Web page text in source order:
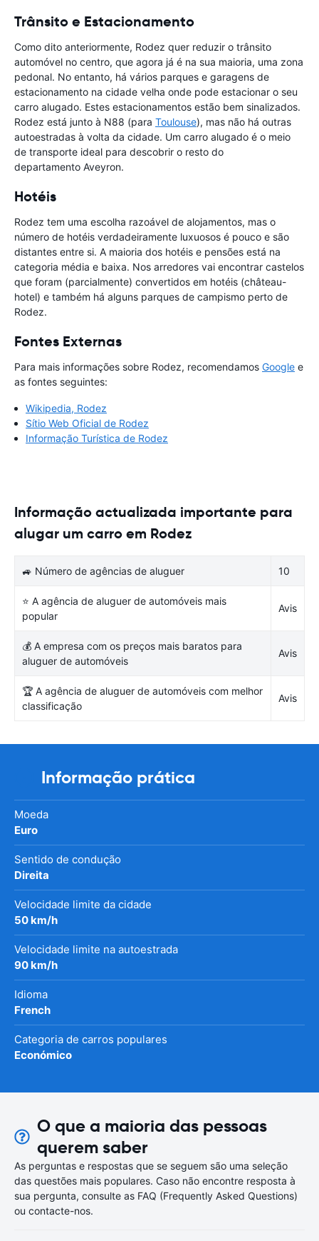
Trânsito e Estacionamento
Como dito anteriormente, Rodez quer reduzir o trânsito
automóvel no centro, que agora já é na sua maioria, uma zona
pedonal. No entanto, há vários parques e garagens de
estacionamento na cidade velha onde pode estacionar o seu
carro alugado. Estes estacionamentos estão bem sinalizados.
Rodez está junto à N88 (para Toulouse), mas não há outras
autoestradas à volta da cidade. Um carro alugado é o meio
de transporte ideal para descobrir o resto do
departamento Aveyron.
Hotéis
Rodez tem uma escolha razoável de alojamentos, mas o
número de hotéis verdadeiramente luxuosos é pouco e são
distantes entre si. A maioria dos hotéis e pensões está na
categoria média e baixa. Nos arredores vai encontrar castelos
que foram (parcialmente) convertidos em hotéis (château-
hotel) e também há alguns parques de campismo perto de
Rodez.
Fontes Externas
Para mais informações sobre Rodez, recomendamos Google e
as fontes seguintes:
Wikipedia, Rodez
Sítio Web Oficial de Rodez
Informação Turística de Rodez
Informação actualizada importante para
alugar um carro em Rodez
🚙 Número de agências de aluguer 10
⭐ A agência de aluguer de automóveis mais
popular
Avis
💰 A empresa com os preços mais baratos para
aluguer de automóveis
Avis
🏆 A agência de aluguer de automóveis com melhor
classificação
Avis
Informação prática
Moeda
Euro
Sentido de condução
Direita
Velocidade limite da cidade
50 km/h
Velocidade limite na autoestrada
90 km/h
Idioma
French
Categoria de carros populares
Económico
O que a maioria das pessoas
querem saber
As perguntas e respostas que se seguem são uma seleção
das questões mais populares. Caso não encontre resposta à
sua pergunta, consulte as FAQ (Frequently Asked Questions)
ou contacte-nos.